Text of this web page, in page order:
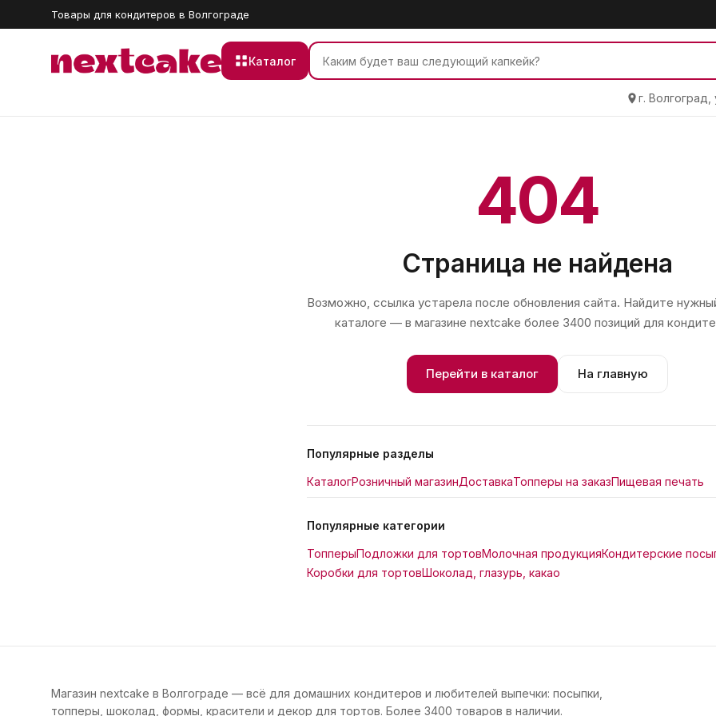
Товары для кондитеров в Волгограде
Каталог
г.
404
Страница не найдена
Возможно, ссылка устарела после обновления сайта. Найдите
каталоге — в магазине nextcake более 3400 позиций для
Перейти в каталог На главную
Популярные разделы
КаталогРозничный магазинДоставкаТопперы на заказПищевая печать
Популярные категории
ТопперыПодложки для тортовМолочная продукцияКондитерские
Коробки для тортовШоколад, глазурь, какао
Магазин nextcake в Волгограде — всё для домашних кондитеров и любителей выпечки: посыпки,
топперы, шоколад, формы, красители и декор для тортов. Более 3400 товаров в наличии.